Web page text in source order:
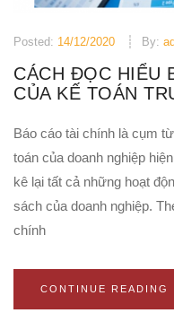
Posted: 14/12/2020 By:
CÁCH ĐỌC HIỂU
CỦA KẾ TOÁN
Báo cáo tài chính là cụm
toán của doanh nghiệp
kê lại tất cả những hoạt
sách của doanh nghiệp.
chính
CONTINUE READING